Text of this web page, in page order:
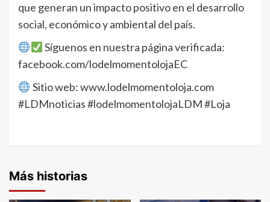
que generan un impacto positivo en el desarrollo
social, económico y ambiental del país.
Síguenos en nuestra página verificada:
facebook.com/lodelmomentolojaEC
Sitio web: www.lodelmomentoloja.com
#LDMnoticias #lodelmomentolojaLDM #Loja
Más historias